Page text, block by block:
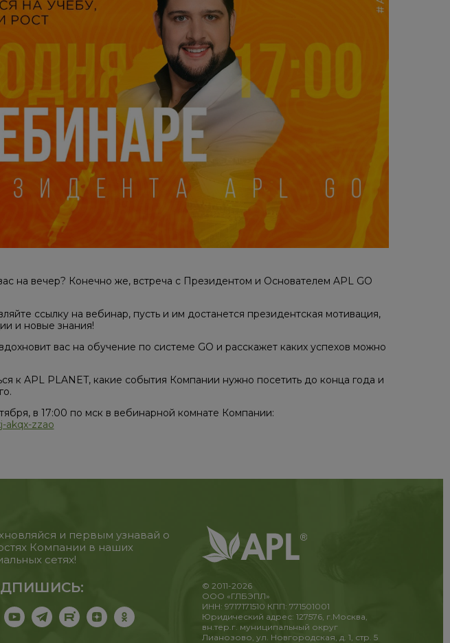
на вечер? Конечно же, встреча с Президентом и Основателем APL GO
ссылку на вебинар, пусть и им достанется президентская мотивация,
и новые знания!
вас на обучение по системе GO и расскажет каких успехов можно
к APL PLANET, какие события Компании нужно посетить до конца года и
в 17:00 по мск в вебинарной комнате Компании:​​
akqx-zzao
и первым узнавай о
Компании в наших
сетях!
© 2011-2026
ООО «ГЛБЭПЛ»
ИНН: 9717171510 КПП: 771501001
Юридический адрес: 127576, г.Москва,
вн.тер.г. муниципальный округ
Лианозово, ул. Новгородская, д. 1, стр. 5